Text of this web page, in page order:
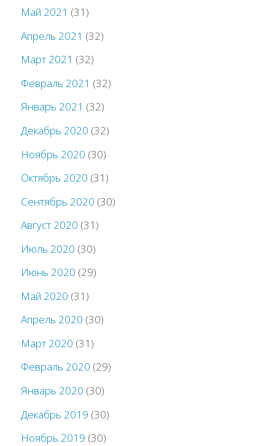
Май 2021 (31)
Апрель 2021 (32)
Март 2021 (32)
Февраль 2021 (32)
Январь 2021 (32)
Декабрь 2020 (32)
Ноябрь 2020 (30)
Октябрь 2020 (31)
Сентябрь 2020 (30)
Август 2020 (31)
Июль 2020 (30)
Июнь 2020 (29)
Май 2020 (31)
Апрель 2020 (30)
Март 2020 (31)
Февраль 2020 (29)
Январь 2020 (30)
Декабрь 2019 (30)
Ноябрь 2019 (30)